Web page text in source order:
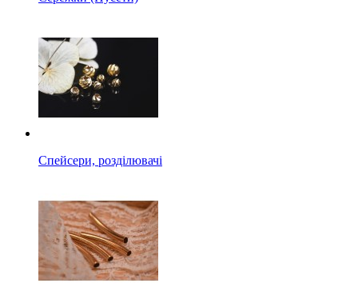
Спейсери, розділювачі